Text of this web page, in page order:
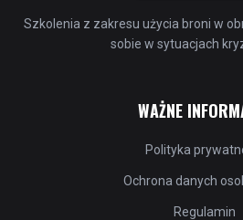
Szkolenia z zakresu użycia broni w
sobie w sytuacjach
WAŻNE
Polityka
Ochrona danych
Regulamin